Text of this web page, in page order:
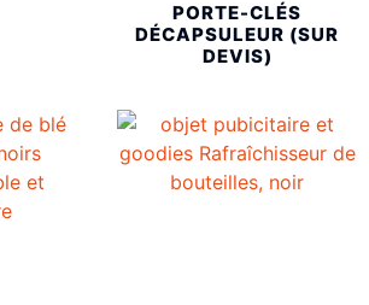
PORTE-CLÉS
DÉCAPSULEUR (SUR
DEVIS)